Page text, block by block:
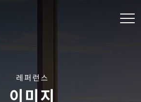
레퍼런스
이미지